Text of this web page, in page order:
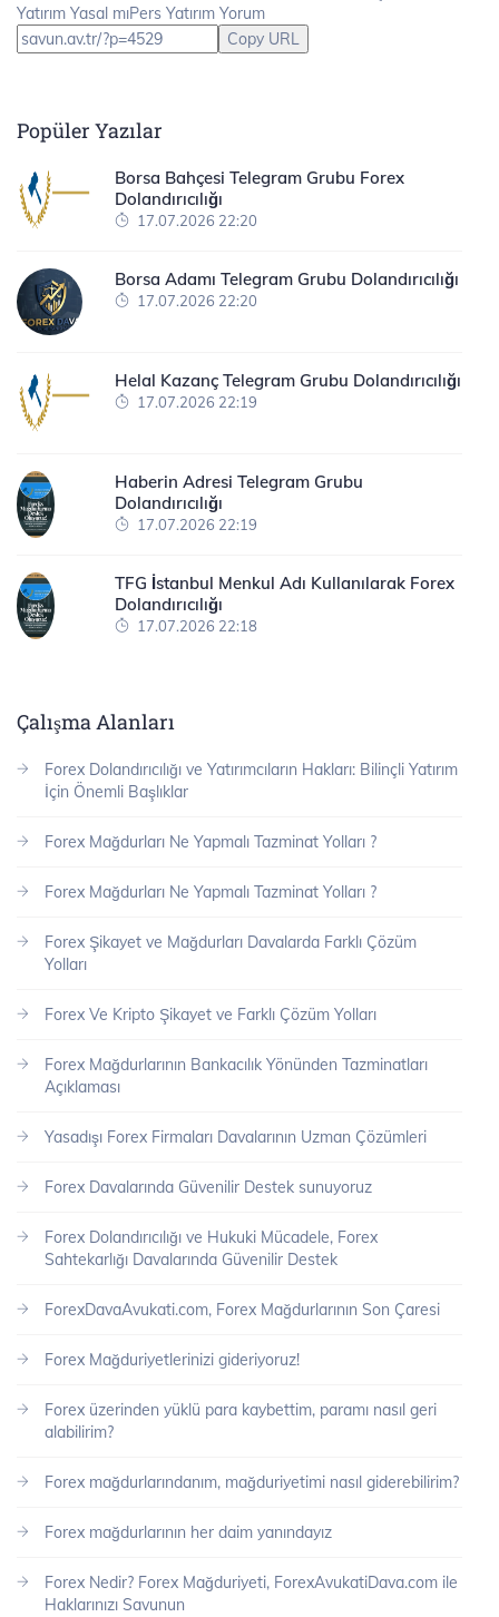
Yatırım Yasal mıPers Yatırım Yorum
Copy URL
Popüler Yazılar
Borsa Bahçesi Telegram Grubu Forex
Dolandırıcılığı
17.07.2026 22:20
Borsa Adamı Telegram Grubu Dolandırıcılığı
17.07.2026 22:20
Helal Kazanç Telegram Grubu Dolandırıcılığı
17.07.2026 22:19
Haberin Adresi Telegram Grubu
Dolandırıcılığı
17.07.2026 22:19
TFG İstanbul Menkul Adı Kullanılarak Forex
Dolandırıcılığı
17.07.2026 22:18
Çalışma Alanları
Forex Dolandırıcılığı ve Yatırımcıların Hakları: Bilinçli Yatırım
İçin Önemli Başlıklar
Forex Mağdurları Ne Yapmalı Tazminat Yolları ?
Forex Mağdurları Ne Yapmalı Tazminat Yolları ?
Forex Şikayet ve Mağdurları Davalarda Farklı Çözüm
Yolları
Forex Ve Kripto Şikayet ve Farklı Çözüm Yolları
Forex Mağdurlarının Bankacılık Yönünden Tazminatları
Açıklaması
Yasadışı Forex Firmaları Davalarının Uzman Çözümleri
Forex Davalarında Güvenilir Destek sunuyoruz
Forex Dolandırıcılığı ve Hukuki Mücadele, Forex
Sahtekarlığı Davalarında Güvenilir Destek
ForexDavaAvukati.com, Forex Mağdurlarının Son Çaresi
Forex Mağduriyetlerinizi gideriyoruz!
Forex üzerinden yüklü para kaybettim, paramı nasıl geri
alabilirim?
Forex mağdurlarındanım, mağduriyetimi nasıl giderebilirim?
Forex mağdurlarının her daim yanındayız
Forex Nedir? Forex Mağduriyeti, ForexAvukatiDava.com ile
Haklarınızı Savunun